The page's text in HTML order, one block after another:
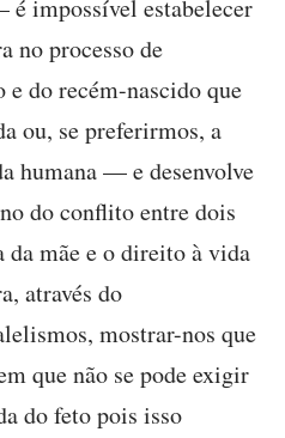
impossível estabelecer
no processo de
do recém-nascido que
ou, se preferirmos, a
humana — e desenvolve
do conflito entre dois
mãe e o direito à vida
através do
mostrar-nos que
que não se pode exigir
do feto pois isso